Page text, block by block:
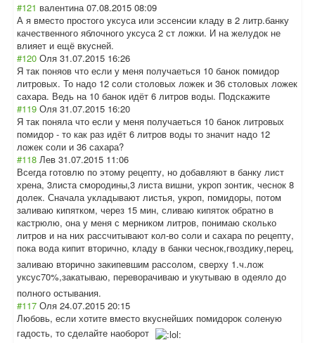
#121 валентина 07.08.2015 08:09
А я вместо простого уксуса или эссенсии кладу в 2 литр.банку
качественного яблочного уксуса 2 ст ложки. И на желудок не
влияет и ещё вкусней.
#120 Оля 31.07.2015 16:26
Я так поняов что если у меня получаеться 10 банок помидор
литровых. То надо 12 соли столовых ложек и 36 столовых ложек
сахара. Ведь на 10 банок идёт 6 литров воды. Подскажите
#119 Оля 31.07.2015 16:20
Я так поняла что если у меня получаеться 10 банок литровых
помидор - то как раз идёт 6 литров воды то значит надо 12
ложек соли и 36 сахара?
#118 Лев 31.07.2015 11:06
Всегда готовлю по этому рецепту, но добавляют в банку лист
хрена, 3листа смородины,3 листа вишни, укроп зонтик, чеснок 8
долек. Сначала укладывают листья, укроп, помидоры, потом
заливаю кипятком, через 15 мин, сливаю кипяток обратно в
кастрюлю, она у меня с мерником литров, понимаю сколько
литров и на них рассчитывают кол-во соли и сахара по рецепту,
пока вода кипит вторично, кладу в банки чеснок,гвоздику,перец,
заливаю вторично закипевшим рассолом, сверху 1.ч.лож
уксус70%,закатываю, переворачиваю и укутываю в одеяло до
полного остывания.
#117 Оля 24.07.2015 20:15
Любовь, если хотите вместо вкуснейших помидорок соленую
гадость, то сделайте наоборот